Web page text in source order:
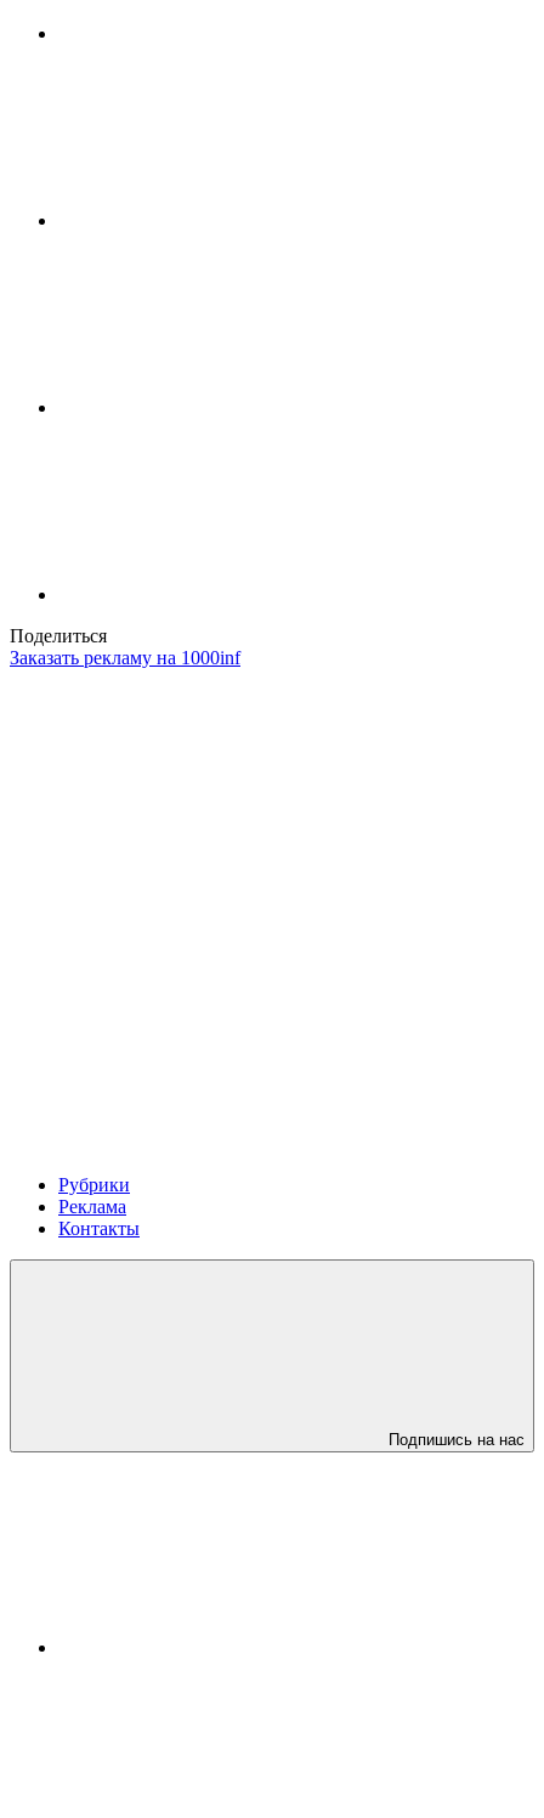
Поделиться
Заказать рекламу на 1000inf
Рубрики
Реклама
Контакты
Подпишись на нас